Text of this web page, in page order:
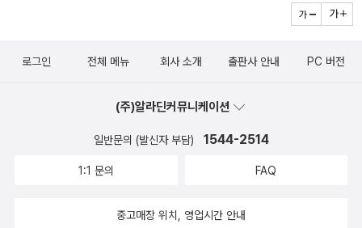
데 도움이 될 것이며, 부록의 ‘우울증 선별도구’ 역시 독자가 자신을
의 사례 ‘트라우마’는 실제적이거나 위협적인 죽음, 심각한 질병 혹은
격한 후 겪는 심리적 외상을 말한다. 살다보면 누구나 트라우마를 경
험할 수 있는데, 어린 시절의 환경이나 부모와의 관계, 사고, 대인관계
도는 주관적이어서 어떤 사람은 두려움을 떨치지 못하는 반면, 같이
로 하고 있는 예민한 사람들은 작은 트라우마도 더 큰 것으로 느끼곤
로그인 전체 메뉴 회사 소개 출판사 안내 PC 버전
(주)알라딘커뮤니케이션
일반문의 (발신자 부담) 1544-2514
1:1 문의 FAQ
중고매장 위치, 영업시간 안내